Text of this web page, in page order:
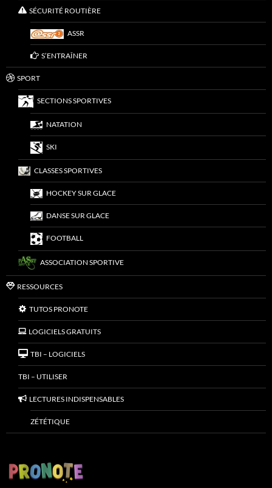
SÉCURITÉ ROUTIÈRE
ASSR
S’ENTRAÎNER
SPORT
SECTIONS SPORTIVES
NATATION
SKI
CLASSES SPORTIVES
HOCKEY SUR GLACE
DANSE SUR GLACE
FOOTBALL
ASSOCIATION SPORTIVE
RESSOURCES
TUTOS PRONOTE
LOGICIELS GRATUITS
TBI – LOGICIELS
TBI – UTILISER
LECTURES INDISPENSABLES
ZÉTÉTIQUE